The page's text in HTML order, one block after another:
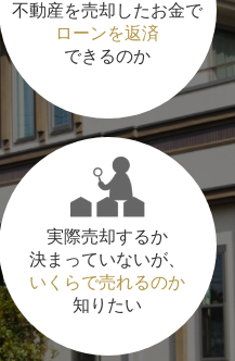
不動産を売却したお金で
ローンを返済
できるのか
実際売却するか
決まっていないが、
いくらで売れるのか
知りたい